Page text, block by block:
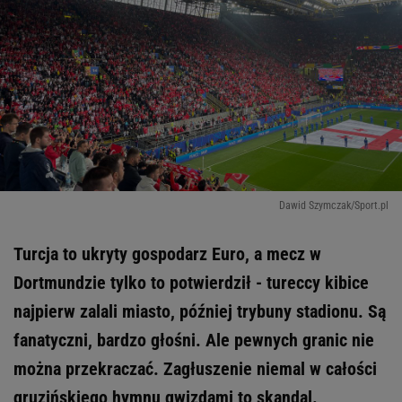
Dawid Szymczak/Sport.pl
Turcja to ukryty gospodarz Euro, a mecz w
Dortmundzie tylko to potwierdził - tureccy kibice
najpierw zalali miasto, później trybuny stadionu. Są
fanatyczni, bardzo głośni. Ale pewnych granic nie
można przekraczać. Zagłuszenie niemal w całości
gruzińskiego hymnu gwizdami to skandal.